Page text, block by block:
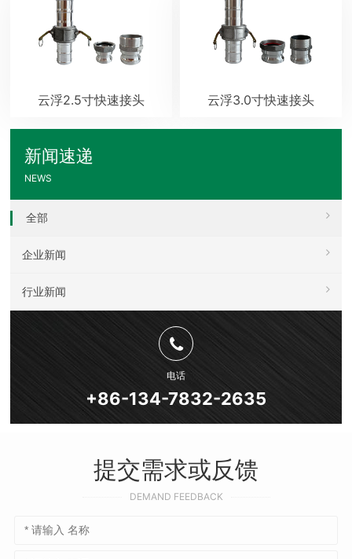
云浮2.5寸快速接头 云浮3.0寸快速接头
新闻速递
NEWS
全部
企业新闻
行业新闻
电话
+86-134-7832-2635
提交需求或反馈
DEMAND FEEDBACK